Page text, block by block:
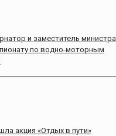
и заместитель министра
по водно-моторным
акция «Отдых в пути»